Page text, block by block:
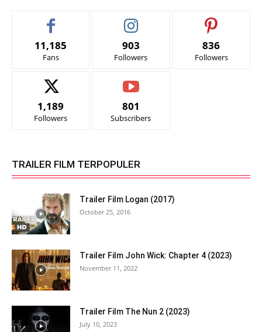
11,185
Fans
903
Followers
836
Followers
1,189
Followers
801
Subscribers
TRAILER FILM TERPOPULER
Trailer Film Logan (2017)
October 25, 2016
Trailer Film John Wick: Chapter 4 (2023)
November 11, 2022
Trailer Film The Nun 2 (2023)
July 10, 2023